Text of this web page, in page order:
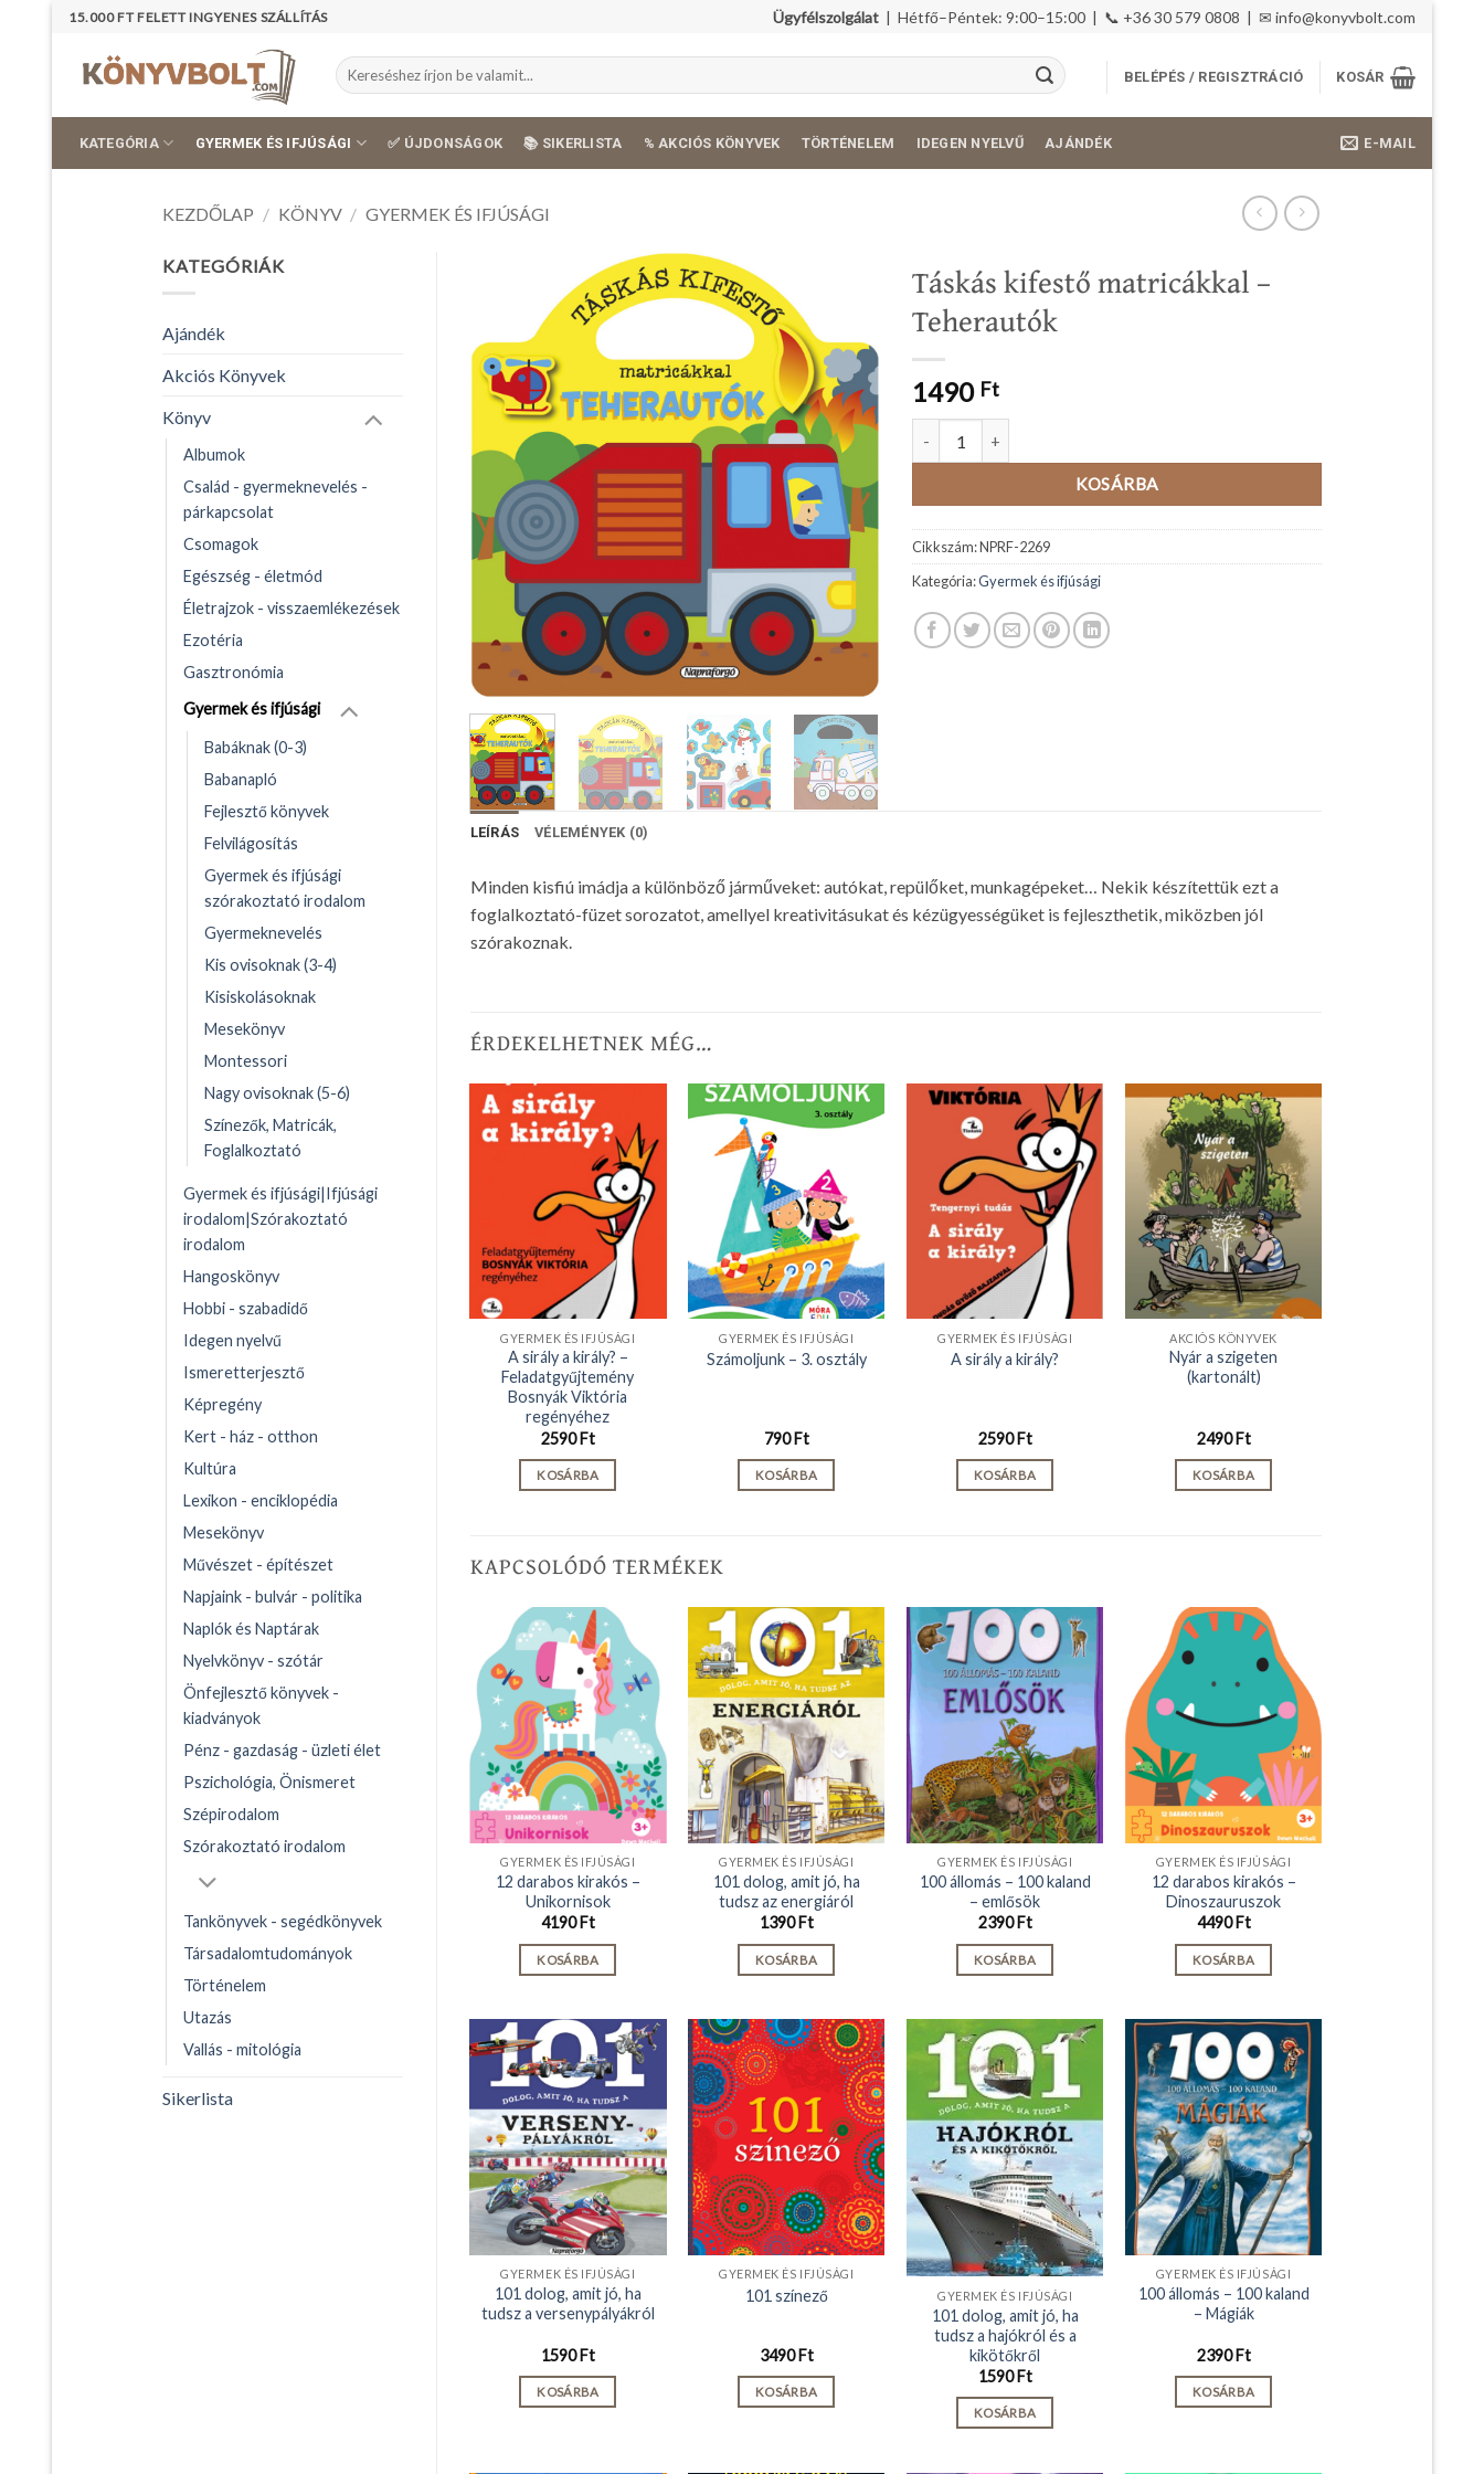
Skip
content
15.000 FT FELETT INGYENES SZÁLLÍTÁS Ügyfélszolgálat | Hétfő–Péntek: 9:00–15:00 | 📞 +36 30 579 0808 | ✉ info@konyvbolt.com
Keresés
a
BELÉPÉS / REGISZTRÁCIÓ KOSÁR
KATEGÓRIA GYERMEK ÉS IFJÚSÁGI ✅ ÚJDONSÁGOK 📚 SIKERLISTA % AKCIÓS KÖNYVEK TÖRTÉNELEM IDEGEN NYELVŰ AJÁNDÉK E-MAIL
KEZDŐLAP / KÖNYV / GYERMEK ÉS IFJÚSÁGI
KATEGÓRIÁK
Ajándék
Akciós Könyvek
Könyv
Albumok
Család - gyermeknevelés -
párkapcsolat
Csomagok
Egészség - életmód
Életrajzok - visszaemlékezések
Ezotéria
Gasztronómia
Gyermek és ifjúsági
Babáknak (0-3)
Babanapló
Fejlesztő könyvek
Felvilágosítás
Gyermek és ifjúsági
szórakoztató irodalom
Gyermeknevelés
Kis ovisoknak (3-4)
Kisiskolásoknak
Mesekönyv
Montessori
Nagy ovisoknak (5-6)
Színezők, Matricák,
Foglalkoztató
Gyermek és ifjúsági|Ifjúsági
irodalom|Szórakoztató
irodalom
Hangoskönyv
Hobbi - szabadidő
Idegen nyelvű
Ismeretterjesztő
Képregény
Kert - ház - otthon
Kultúra
Lexikon - enciklopédia
Mesekönyv
Művészet - építészet
Napjaink - bulvár - politika
Naplók és Naptárak
Nyelvkönyv - szótár
Önfejlesztő könyvek -
kiadványok
Pénz - gazdaság - üzleti élet
Pszichológia, Önismeret
Szépirodalom
Szórakoztató irodalom
Tankönyvek - segédkönyvek
Társadalomtudományok
Történelem
Utazás
Vallás - mitológia
Sikerlista
Táskás kifestő matricákkal –
Teherautók
1490 Ft
KOSÁRBA
Cikkszám:NPRF-2269
Kategória:Gyermek és ifjúsági
LEÍRÁS VÉLEMÉNYEK (0)
Minden kisfiú imádja a különböző járműveket: autókat, repülőket, munkagépeket… Nekik készítettük ezt a
foglalkoztató-füzet sorozatot, amellyel kreativitásukat és kézügyességüket is fejleszthetik, miközben jól
szórakoznak.
ÉRDEKELHETNEK MÉG…
GYERMEK ÉS IFJÚSÁGI
A sirály a király? –
Feladatgyűjtemény
Bosnyák Viktória
regényéhez
2590Ft
KOSÁRBA
GYERMEK ÉS IFJÚSÁGI
Számoljunk – 3. osztály
790Ft
KOSÁRBA
GYERMEK ÉS IFJÚSÁGI
A sirály a király?
2590Ft
KOSÁRBA
AKCIÓS KÖNYVEK
Nyár a szigeten
(kartonált)
2490Ft
KOSÁRBA
KAPCSOLÓDÓ TERMÉKEK
GYERMEK ÉS IFJÚSÁGI
12 darabos kirakós –
Unikornisok
4190Ft
KOSÁRBA
GYERMEK ÉS IFJÚSÁGI
101 dolog, amit jó, ha
tudsz az energiáról
1390Ft
KOSÁRBA
GYERMEK ÉS IFJÚSÁGI
100 állomás – 100 kaland
– emlősök
2390Ft
KOSÁRBA
GYERMEK ÉS IFJÚSÁGI
12 darabos kirakós –
Dinoszauruszok
4490Ft
KOSÁRBA
GYERMEK ÉS IFJÚSÁGI
101 dolog, amit jó, ha
tudsz a versenypályákról
1590Ft
KOSÁRBA
GYERMEK ÉS IFJÚSÁGI
101 színező
3490Ft
KOSÁRBA
GYERMEK ÉS IFJÚSÁGI
101 dolog, amit jó, ha
tudsz a hajókról és a
kikötőkről
1590Ft
KOSÁRBA
GYERMEK ÉS IFJÚSÁGI
100 állomás – 100 kaland
– Mágiák
2390Ft
KOSÁRBA